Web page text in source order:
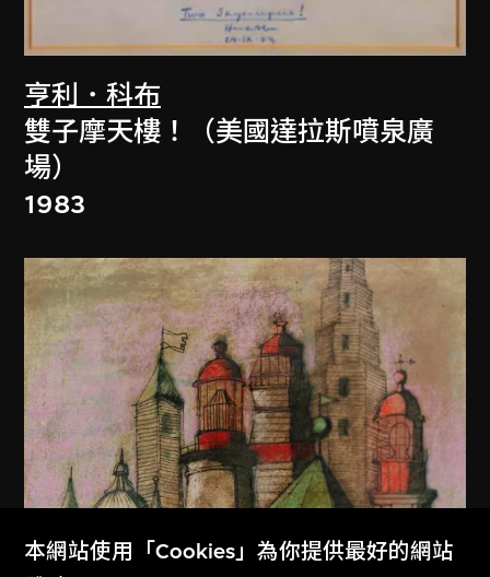
亨利．科布
雙子摩天樓！（美國達拉斯噴泉廣
場）
1983
本網站使用「Cookies」為你提供最好的網站